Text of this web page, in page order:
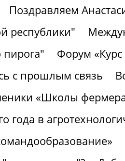
Поздравляем
республики"
пирога"
Форум «Курс
с прошлым связь
«Школы
года в